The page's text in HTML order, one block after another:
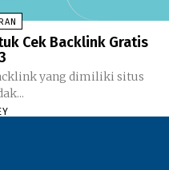
Cek Backlink Gratis
yang dimiliki situs